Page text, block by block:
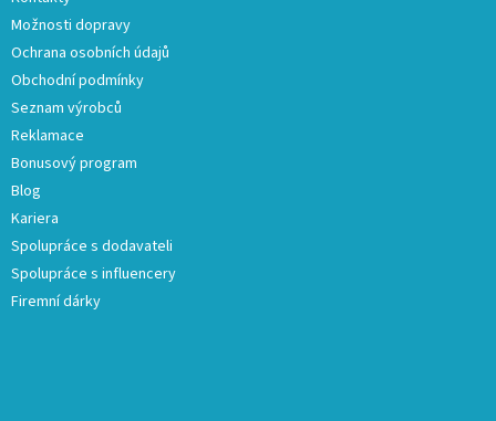
Možnosti dopravy
Ochrana osobních údajů
Obchodní podmínky
Seznam výrobců
Reklamace
Bonusový program
Blog
Kariera
Spolupráce s dodavateli
Spolupráce s influencery
Firemní dárky